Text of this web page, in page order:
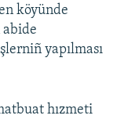
köyünde
abide
yapılması
hızmeti